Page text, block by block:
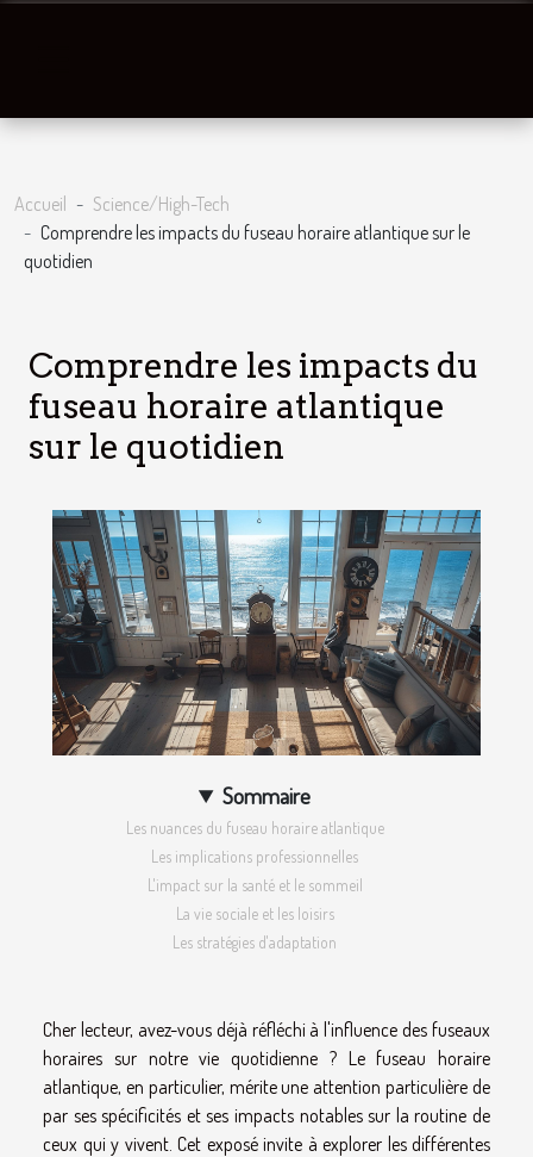
Accueil
Science/High-Tech
Comprendre les impacts du fuseau horaire atlantique sur le
quotidien
Comprendre les impacts du
fuseau horaire atlantique
sur le quotidien
Sommaire
Les nuances du fuseau horaire atlantique
Les implications professionnelles
L'impact sur la santé et le sommeil
La vie sociale et les loisirs
Les stratégies d'adaptation
Cher lecteur, avez-vous déjà réfléchi à l'influence des fuseaux
horaires sur notre vie quotidienne ? Le fuseau horaire
atlantique, en particulier, mérite une attention particulière de
par ses spécificités et ses impacts notables sur la routine de
ceux qui y vivent. Cet exposé invite à explorer les différentes